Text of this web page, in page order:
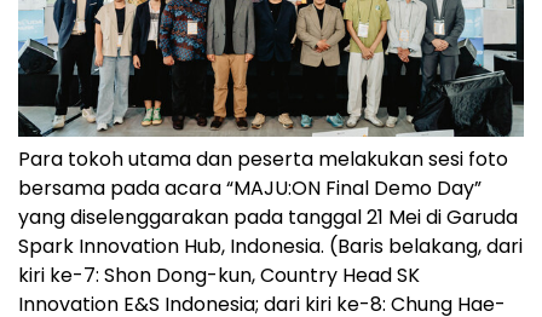
Para tokoh utama dan peserta melakukan sesi foto
bersama pada acara “MAJU:ON Final Demo Day”
yang diselenggarakan pada tanggal 21 Mei di Garuda
Spark Innovation Hub, Indonesia. (Baris belakang, dari
kiri ke-7: Shon Dong-kun, Country Head SK
Innovation E&S Indonesia; dari kiri ke-8: Chung Hae-